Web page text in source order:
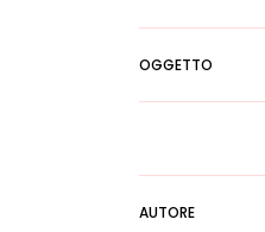
OGGETTO
AUTORE